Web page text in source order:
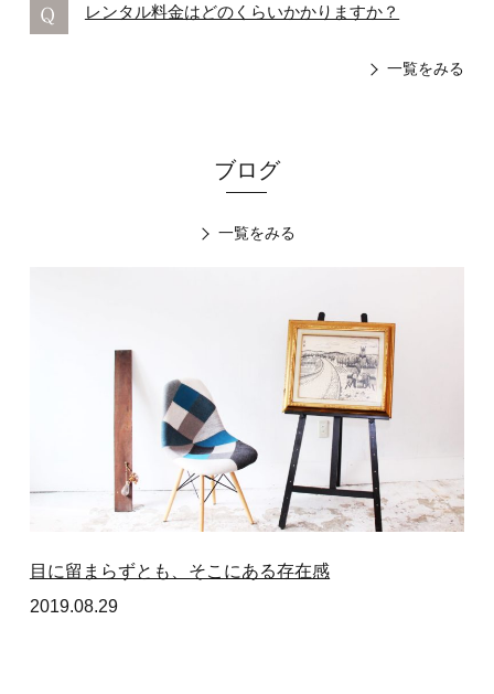
レンタル料金はどのくらいかかりますか？
一覧をみる
ブログ
一覧をみる
目に留まらずとも、そこにある存在感
2019.08.29